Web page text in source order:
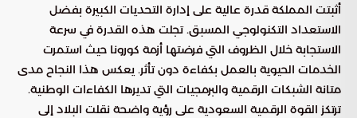
أثبتت المملكة قدرة عالية على إدارة التحديات الكبيرة بفضل
الاستعداد التكنولوجي المسبق. تجلت هذه القدرة في سرعة
الاستجابة خلال الظروف التي فرضتها أزمة كورونا حيث استمرت
الخدمات الحيوية بالعمل بكفاءة دون تأثر. يعكس هذا النجاح مدى
متانة الشبكات الرقمية والبرمجيات التي تديرها الكفاءات الوطنية.
ترتكز القوة الرقمية السعودية على رؤية واضحة نقلت البلاد إلى